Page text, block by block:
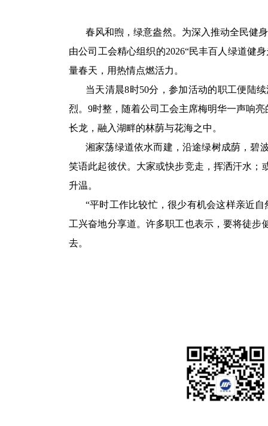
春风和煦，绿意盎然。为深入推动全民健
由公司工会精心组织的2026“民丰百人绿道健
量春天，用热情点燃活力。
当天清晨8时50分，参加活动的职工便陆
烈。 9时整，随着公司工会主席梅明华一声响
长龙，融入湖畔的林荫与花海之中。
湘家荡绿道依水而建，沿途绿树成荫，碧
笑语此起彼伏。大家或快步竞走，挥洒汗水
升温。
“平时工作比较忙，很少有机会这样亲近
工兴奋地分享道。许多职工也表示，要将徒
去。